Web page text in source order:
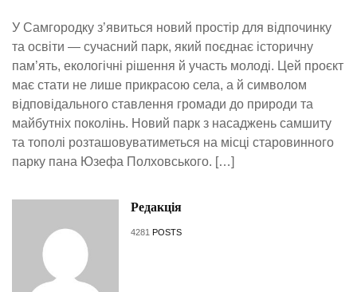
У Самгородку з’явиться новий простір для відпочинку
та освіти — сучасний парк, який поєднає історичну
пам’ять, екологічні рішення й участь молоді. Цей проєкт
має стати не лише прикрасою села, а й символом
відповідального ставлення громади до природи та
майбутніх поколінь. Новий парк з насаджень самшиту
та тополі розташовуватиметься на місці старовинного
парку пана Юзефа Полховського. […]
Редакція
4281 POSTS